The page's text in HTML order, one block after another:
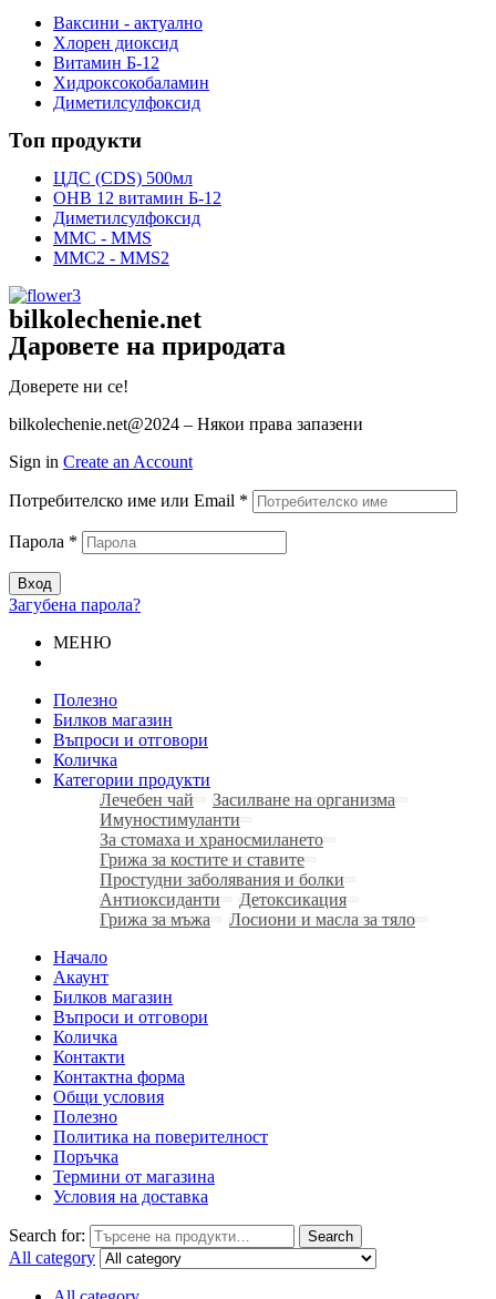
Ваксини - актуално
Хлорен диоксид
Витамин Б-12
Хидроксокобаламин
Диметилсулфоксид
Топ продукти
ЦДС (CDS) 500мл
OHB 12 витамин Б-12
Диметилсулфоксид
ММС - MMS
ММС2 - MMS2
bilkolechenie.net
Даровете на природата
Доверете ни се!
bilkolechenie.net@2024 – Някои права запазени
Sign in Create an Account
Потребителско име или Email *
Парола *
Вход
Загубена парола?
МЕНЮ
Полезно
Билков магазин
Въпроси и отговори
Количка
Категории продукти
Лечебен чай
Засилване на организма
Имуностимуланти
За стомаха и храносмилането
Грижа за костите и ставите
Простудни заболявания и болки
Антиоксиданти
Детоксикация
Грижа за мъжа
Лосиони и масла за тяло
Начало
Акаунт
Билков магазин
Въпроси и отговори
Количка
Контакти
Контактна форма
Общи условия
Полезно
Политика на поверителност
Поръчка
Термини от магазина
Условия на доставка
Search for: Search
All category